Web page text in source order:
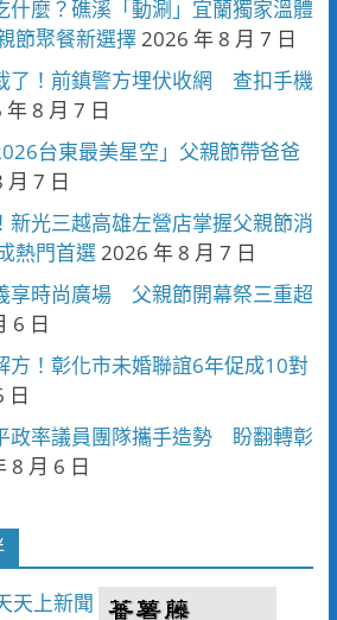
什麼？礁溪「動涮」宜蘭獨家溫體
節聚餐新選擇2026 年 8 月 7 日
了！前鎮警方埋伏收網 查扣手機
8 月 7 日
台東最美星空」父親節帶爸爸
月 7 日
新光三越高雄左營店掌握父親節消
熱門首選2026 年 8 月 7 日
享時尚廣場 父親節開幕祭三重超
6 日
方！彰化市未婚聯誼6年促成10對
日
政率議員團隊攜手造勢 盼翻轉彰
8 月 6 日